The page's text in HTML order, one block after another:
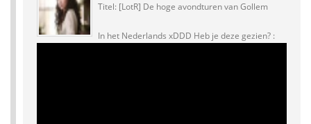
Titel: [LotR] De hoge avondturen van Gollem
In het Nederlands xDDD Heb je deze gezien? :